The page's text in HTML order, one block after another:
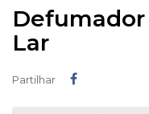
Lar
Partilhar